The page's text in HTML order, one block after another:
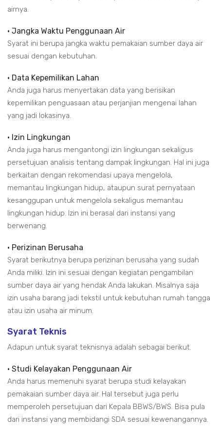
airnya.
• Jangka Waktu Penggunaan Air
Syarat ini berupa jangka waktu pemakaian sumber daya air
sesuai dengan kebutuhan.
• Data Kepemilikan Lahan
Anda juga harus menyertakan data yang berisikan
kepemilikan penguasaan atau perjanjian mengenai lahan
yang jadi lokasinya.
• Izin Lingkungan
Anda juga harus mengantongi izin lingkungan sekaligus
persetujuan analisis tentang dampak lingkungan. Hal ini juga
berkaitan dengan rekomendasi upaya mengelola,
memantau lingkungan hidup, ataupun surat pernyataan
kesanggupan untuk mengelola sekaligus memantau
lingkungan hidup. Izin ini berasal dari instansi yang
berwenang.
• Perizinan Berusaha
Syarat berikutnya berupa perizinan berusaha yang sudah
Anda miliki. Izin ini sesuai dengan kegiatan pengambilan
sumber daya air yang hendak Anda lakukan. Misalnya saja
izin usaha barang jadi tekstil untuk kebutuhan rumah tangga
atau izin usaha air minum.
Syarat Teknis
Adapun untuk syarat teknisnya adalah sebagai berikut.
• Studi Kelayakan Penggunaan Air
Anda harus memenuhi syarat berupa studi kelayakan
pemakaian sumber daya air. Hal tersebut juga perlu
memperoleh persetujuan dari Kepala BBWS/BWS. Bisa pula
dari instansi yang membidangi SDA sesuai kewenangannya.